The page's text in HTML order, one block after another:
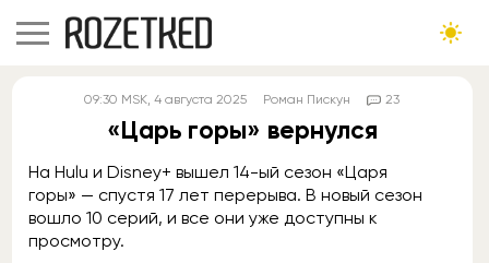
09:30 MSK, 4 августа 2025 Роман Пискун 23
«Царь горы» вернулся
На Hulu и Disney+ вышел 14-ый сезон «Царя
горы» — спустя 17 лет перерыва. В новый сезон
вошло 10 серий, и все они уже доступны к
просмотру.